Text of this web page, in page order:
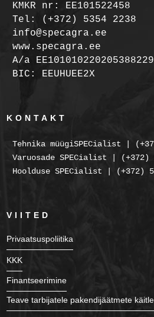
KMKR nr: EE101522458
Tel: (+372) 5354 2238
info@specagra.ee
www.specagra.ee
A/a
BIC: EEUHUEE2X
KONTAKT
Tehnika müügiSPECialist |
Varuosade SPECialist | (+372)
Hoolduse SPECialist | (+372)
VIITED
Privaatsuspoliitika
KKK
Finantseerimine
Teave tarbijatele pakendijäätmete